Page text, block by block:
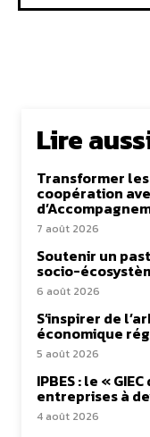
Lire
Transformer
coopération
7 août 2026
Soutenir un
socio-
6 août 2026
S’inspirer de
économique
5 août 2026
IPBES : le «
entreprises à
4 août 2026